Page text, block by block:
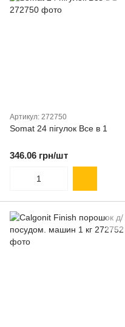
Артикул: 272750
Somat 24 пігулок Все в 1
346.06 грн/шт